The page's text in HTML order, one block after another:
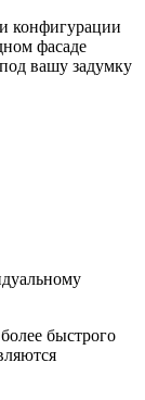
конфигурации
фасаде
вашу задумку
быстрого